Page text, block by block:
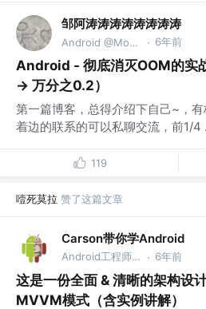
邹阿涛涛涛涛涛涛涛涛
Android @Moonshot AI · 6年前
Android - 彻底消灭OOM的实
-> 万分之0.2）
第一篇博客，总得介绍下自己~，
着边的联系的可以私聊交流，前1/4
119
噎死莫拉 赞了这篇文章
Carson带你学Android
Android工程师 @腾讯 微信 · 6年前
这是一份全面 & 清晰的架构设
MVVM模式（含实例讲解）